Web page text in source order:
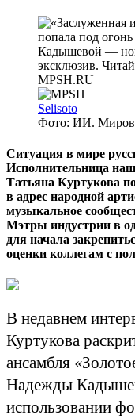
Selisoto
Фото: ИИ.
Ситуация в мире
Исполнительница
Татьяна Куртукова
в адрес народной
музыкальное
Мэтры индустрии в
для начала
оценки коллегам с
В недавнем
Куртукова
ансамбля
Надежды
использовании